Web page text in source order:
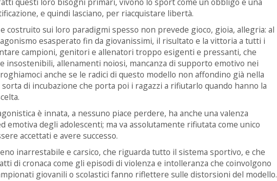
e quindi lasciano, per riacquistare libertà.
costruito sui loro paradigmi spesso non prevede gioco, gioia, allegria: al
esasperato fin da giovanissimi, il risultato e la vittoria a tutti i
campioni, genitori e allenatori troppo esigenti e pressanti, che
insostenibili, allenamenti noiosi, mancanza di supporto emotivo nei
anche se le radici di questo modello non affondino già nella
sorta di incubazione che porta poi i ragazzi a rifiutarlo quando hanno la
è innata, a nessuno piace perdere, ha anche una valenza
emotiva degli adolescenti; ma va assolutamente rifiutata come unico
accettati e avere successo.
inarrestabile e carsico, che riguarda tutto il sistema sportivo, e che
di cronaca come gli episodi di violenza e intolleranza che coinvolgono
giovanili o scolastici fanno riflettere sulle distorsioni del modello.